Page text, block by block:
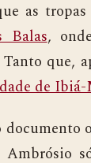
as
Balas,
Tanto que,
de